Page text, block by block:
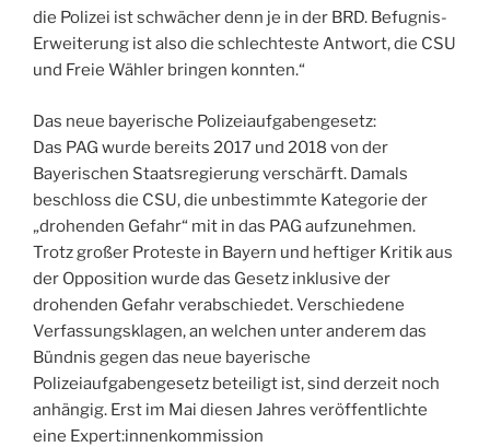
die Polizei ist schwächer denn je in der BRD. Befugnis-
Erweiterung ist also die schlechteste Antwort, die CSU
und Freie Wähler bringen konnten.“
Das neue bayerische Polizeiaufgabengesetz:
Das PAG wurde bereits 2017 und 2018 von der
Bayerischen Staatsregierung verschärft. Damals
beschloss die CSU, die unbestimmte Kategorie der
„drohenden Gefahr“ mit in das PAG aufzunehmen.
Trotz großer Proteste in Bayern und heftiger Kritik aus
der Opposition wurde das Gesetz inklusive der
drohenden Gefahr verabschiedet. Verschiedene
Verfassungsklagen, an welchen unter anderem das
Bündnis gegen das neue bayerische
Polizeiaufgabengesetz beteiligt ist, sind derzeit noch
anhängig. Erst im Mai diesen Jahres veröffentlichte
eine Expert:innenkommission